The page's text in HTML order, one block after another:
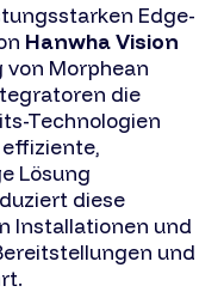
Edge-
Hanwha Vision
Morphean
die
Technologien
Lösung
diese
Installationen und
und